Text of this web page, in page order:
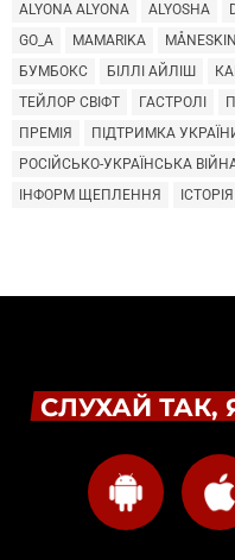
ALYONA ALYONA ALYOSHA
GO_A
MAMARIKA MÅNESKIN
БУМБОКС
БІЛЛІ АЙЛІШ
ТЕЙЛОР СВІФТ
ГАСТРОЛІ
ПРЕМІЯ
ПІДТРИМКА
РОСІЙСЬКО-УКРАЇНСЬКА
ІНФОРМ ЩЕПЛЕННЯ
ІСТОРІЯ
СЛУХАЙ ТАК,